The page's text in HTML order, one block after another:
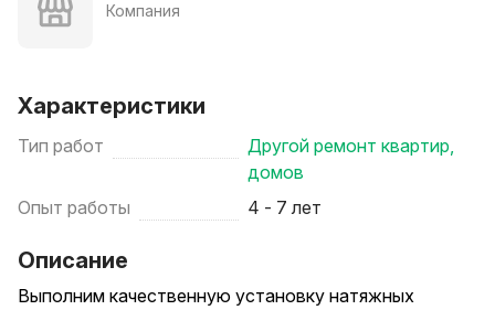
Компания
Характеристики
Тип работ
Другой ремонт квартир,
домов
Опыт работы
4 - 7 лет
Описание
Выполним качественную установку натяжных